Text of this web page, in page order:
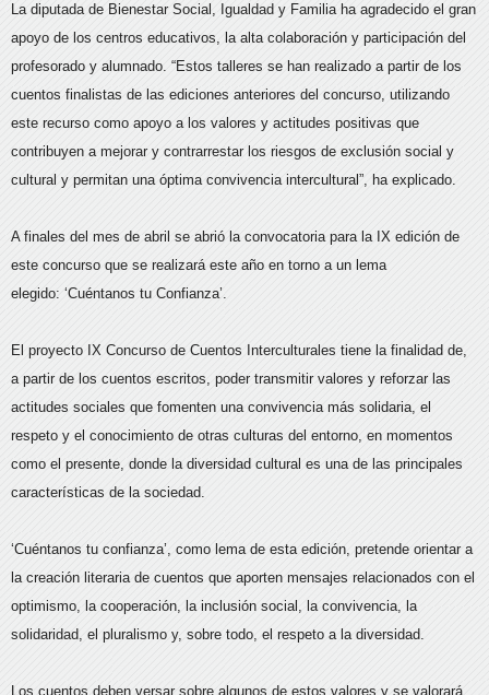
La diputada de Bienestar Social, Igualdad y Familia ha agradecido el gran
apoyo de los centros educativos, la alta colaboración y participación del
profesorado y alumnado. “Estos talleres se han realizado a partir de los
cuentos finalistas de las ediciones anteriores del concurso, utilizando
este recurso como apoyo a los valores y actitudes positivas que
contribuyen a mejorar y contrarrestar los riesgos de exclusión social y
cultural y permitan una óptima convivencia intercultural”, ha explicado.
A finales del mes de abril se abrió la convocatoria para la IX edición de
este concurso que se realizará este año en torno a un lema
elegido: ‘Cuéntanos tu Confianza’.
El proyecto IX Concurso de Cuentos Interculturales tiene la finalidad de,
a partir de los cuentos escritos, poder transmitir valores y reforzar las
actitudes sociales que fomenten una convivencia más solidaria, el
respeto y el conocimiento de otras culturas del entorno, en momentos
como el presente, donde la diversidad cultural es una de las principales
características de la sociedad.
‘Cuéntanos tu confianza’, como lema de esta edición, pretende orientar a
la creación literaria de cuentos que aporten mensajes relacionados con el
optimismo, la cooperación, la inclusión social, la convivencia, la
solidaridad, el pluralismo y, sobre todo, el respeto a la diversidad.
Los cuentos deben versar sobre algunos de estos valores y se valorará